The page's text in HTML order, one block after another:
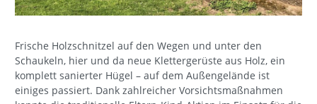
Frische Holzschnitzel auf den Wegen und unter den
Schaukeln, hier und da neue Klettergerüste aus Holz, ein
komplett sanierter Hügel – auf dem Außengelände ist
einiges passiert. Dank zahlreicher Vorsichtsmaßnahmen